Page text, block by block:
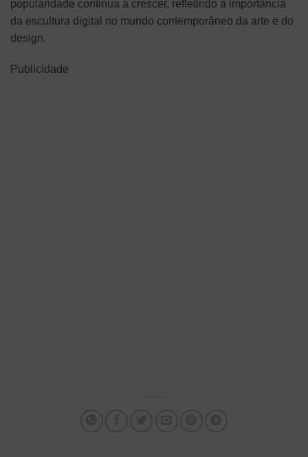
popularidade continua a crescer, refletindo a importância
da escultura digital no mundo contemporâneo da arte e do
design.
Publicidade